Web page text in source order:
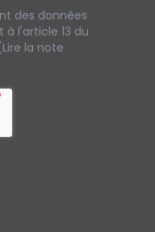
des données
l'article 13 du
la note